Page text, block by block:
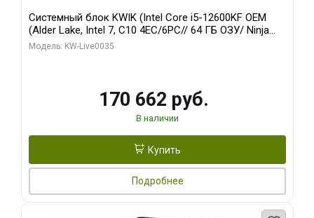
Системный блок KWIK (Intel Core i5-12600KF OEM
(Alder Lake, Intel 7, C10 4EC/6PC// 64 ГБ ОЗУ/ Ninja
Sinotex GTX1650 4GB 128bit GDDR6 DVI DP HDMI 2/
Модель: KW-Live0035
170 662 руб.
В наличии
Купить
Подробнее